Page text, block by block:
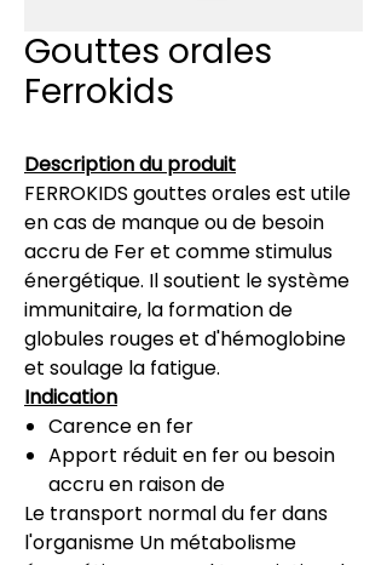
Gouttes orales
Ferrokids
Description du produit
FERROKIDS gouttes orales est utile
en cas de manque ou de besoin
accru de Fer et comme stimulus
énergétique. Il soutient le système
immunitaire, la formation de
globules rouges et d'hémoglobine
et soulage la fatigue.
Indication
Carence en fer
Apport réduit en fer ou besoin
accru en raison de
Le transport normal du fer dans
l'organisme Un métabolisme